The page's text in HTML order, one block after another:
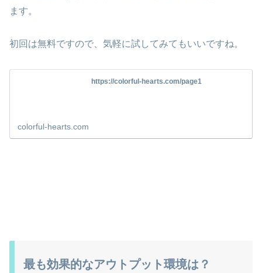
ます。
初回は無料ですので、気軽に試してみてもいいですね。
https://colorful-hearts.com/page1
colorful-hearts.com
最も効果的なアウトプット環境は？